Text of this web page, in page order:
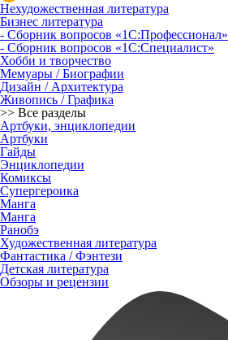
Нехудожественная литература
Бизнес литература
- Сборник вопросов «1С:Профессионал»
- Сборник вопросов «1С:Специалист»
Хобби и творчество
Мемуары / Биографии
Дизайн / Архитектура
Живопись / Графика
>> Все разделы
Артбуки, энциклопедии
Артбуки
Гайды
Энциклопедии
Комиксы
Супергероика
Манга
Манга
Ранобэ
Художественная литература
Фантастика / Фэнтези
Детская литература
Обзоры и рецензии